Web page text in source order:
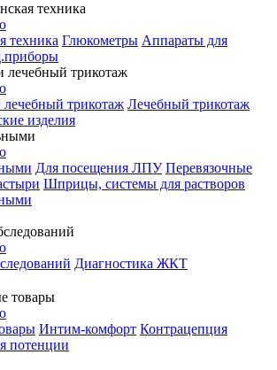
техника
техника Глюкометры Аппараты для
лечебный трикотаж
трикотаж Лечебный трикотаж
изделия
Для посещения ЛПУ Перевязочные
Шприцы, системы для растворов
Диагностика ЖКТ
товары
Интим-комфорт Контрацепция
потенции